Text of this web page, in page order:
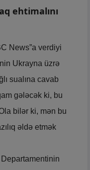
ehtimalını
News”a verdiyi
Ukrayna üzrə
sualına cavab
gələcək ki, bu
bilər ki, mən bu
əldə etmək